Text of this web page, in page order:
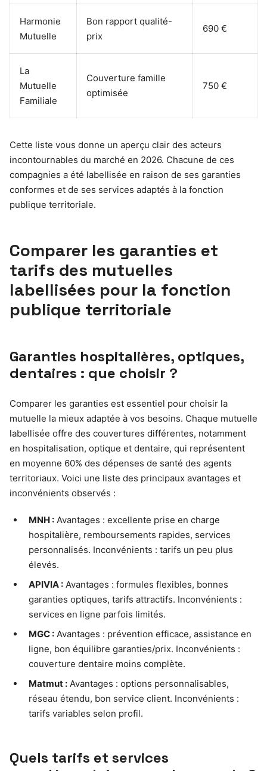
Harmonie
Mutuelle
Bon rapport qualité-
prix
690 €
La
Mutuelle
Familiale
Couverture famille
optimisée
750 €
Cette liste vous donne un aperçu clair des acteurs
incontournables du marché en 2026. Chacune de ces
compagnies a été labellisée en raison de ses garanties
conformes et de ses services adaptés à la fonction
publique territoriale.
Comparer les garanties et
tarifs des mutuelles
labellisées pour la fonction
publique territoriale
Garanties hospitalières, optiques,
dentaires : que choisir ?
Comparer les garanties est essentiel pour choisir la
mutuelle la mieux adaptée à vos besoins. Chaque mutuelle
labellisée offre des couvertures différentes, notamment
en hospitalisation, optique et dentaire, qui représentent
en moyenne 60% des dépenses de santé des agents
territoriaux. Voici une liste des principaux avantages et
inconvénients observés :
MNH : Avantages : excellente prise en charge
hospitalière, remboursements rapides, services
personnalisés. Inconvénients : tarifs un peu plus
élevés.
APIVIA : Avantages : formules flexibles, bonnes
garanties optiques, tarifs attractifs. Inconvénients :
services en ligne parfois limités.
MGC : Avantages : prévention efficace, assistance en
ligne, bon équilibre garanties/prix. Inconvénients :
couverture dentaire moins complète.
Matmut : Avantages : options personnalisables,
réseau étendu, bon service client. Inconvénients :
tarifs variables selon profil.
Quels tarifs et services